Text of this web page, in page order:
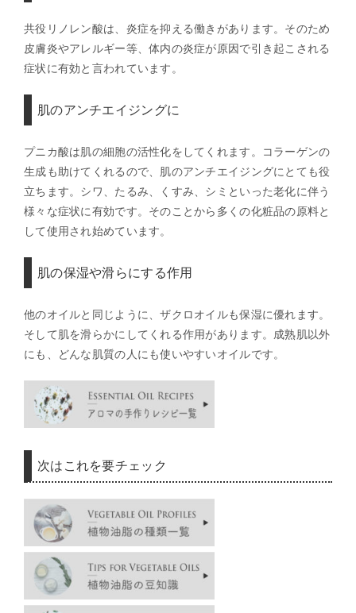
共役リノレン酸は、炎症を抑える働きがあります。そのため
皮膚炎やアレルギー等、体内の炎症が原因で引き起こされる
症状に有効と言われています。
肌のアンチエイジングに
プニカ酸は肌の細胞の活性化をしてくれます。コラーゲンの
生成も助けてくれるので、肌のアンチエイジングにとても役
立ちます。シワ、たるみ、くすみ、シミといった老化に伴う
様々な症状に有効です。そのことから多くの化粧品の原料と
して使用され始めています。
肌の保湿や滑らにする作用
他のオイルと同じように、ザクロオイルも保湿に優れます。
そして肌を滑らかにしてくれる作用があります。成熟肌以外
にも、どんな肌質の人にも使いやすいオイルです。
次はこれを要チェック